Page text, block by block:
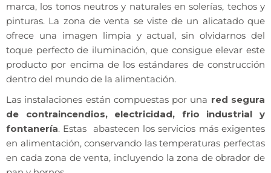
marca, los tonos neutros y naturales en solerías, techos y
pinturas. La zona de venta se viste de un alicatado que
ofrece una imagen limpia y actual, sin olvidarnos del
toque perfecto de iluminación, que consigue elevar este
producto por encima de los estándares de construcción
dentro del mundo de la alimentación.
Las instalaciones están compuestas por una red segura
de contraincendios, electricidad, frio industrial y
fontanería. Estas abastecen los servicios más exigentes
en alimentación, conservando las temperaturas perfectas
en cada zona de venta, incluyendo la zona de obrador de